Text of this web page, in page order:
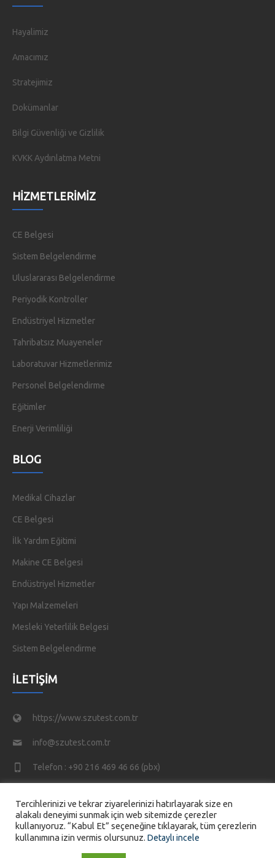
Hayalimiz
Amacımız
Stratejimiz
Dokümanlar
Bilgi Güvenliği ve Gizlilik
KVKK Aydınlatma Metni
HIZMETLERIMIZ
CE Belgesi
Sistem Belgelendirme
Uluslararası Belgelendirme
Periyodik Kontroller
Endüstriyel Hizmetler
Tahribatsız Muayeneler
Laboratuvar Hizmetlerimiz
Personel Belgelendirme
Eğitimler
Enerji Verimliliği
BLOG
Medikal Cihazlar
CE Belgesi
İlk Yardım Eğitimi
Makine CE Belgesi
Endüstriyel Hizmetler
Yapı Malzemeleri
Mesleki Yeterlilik Belgesi
Sistem Belgelendirme
İLETIŞIM
https://www.szutest.com.tr
info@szutest.com.tr
Telefon : +90 216 469 46 66 (pbx)
İstanbul TÜRKİYE
Tercihlerinizi ve tekrar ziyarelerinizi hatırlayarak size en
alakalı deneyimi sunmak için web sitemizde çerezler
kullanıyoruz. “Kabul Et” seçeneğine tıklayarak, tüm çerezlerin
kullanımına izin vermis olursunuz. Detaylı incele